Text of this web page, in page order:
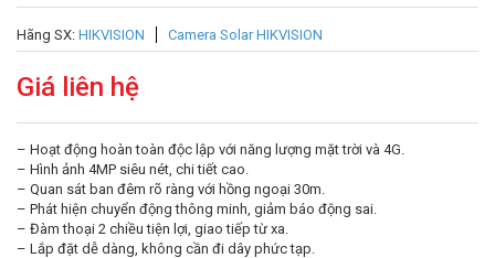
Hãng SX: HIKVISION Camera Solar HIKVISION
Giá liên hệ
– Hoạt động hoàn toàn độc lập với năng lượng mặt trời và 4G.
– Hình ảnh 4MP siêu nét, chi tiết cao.
– Quan sát ban đêm rõ ràng với hồng ngoại 30m.
– Phát hiện chuyển động thông minh, giảm báo động sai.
– Đàm thoại 2 chiều tiện lợi, giao tiếp từ xa.
– Lắp đặt dễ dàng, không cần đi dây phức tạp.